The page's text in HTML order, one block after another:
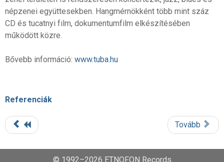
népzenei együttesekben. Hangmérnökként több mint száz
CD és tucatnyi film, dokumentumfilm elkészítésében
működött közre.
Bővebb információ: www.tuba.hu
Referenciák
Tovább
© 1992–2026 ETNOFON Records